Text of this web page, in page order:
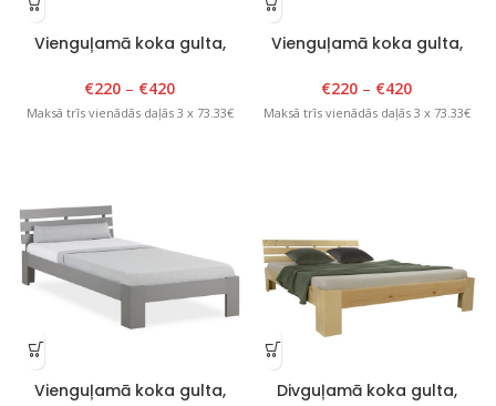
Vienguļamā koka gulta,
200cm, lakota
€220 – €420
Maksā trīs vienādās daļās 3 x 73.33€
Vienguļamā koka gulta,
200cm, balta
€220 – €420
Maksā trīs vienādās daļās 3 x 73.33€
Vienguļamā koka gulta,
Divguļamā koka gulta,